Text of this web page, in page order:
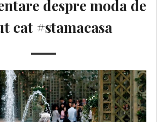
despre moda de
cat #stamacasa